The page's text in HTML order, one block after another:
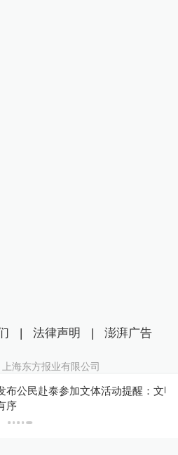
民赴泰参加文体活动提醒：文明、
| 法律声明 | 澎湃广告
上海东方报业有限公司
| 沪ICP备14003370号
许可证：31120170006
31010602000299号